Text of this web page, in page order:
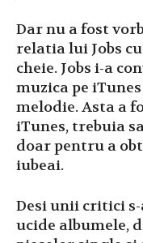
Dar nu a fost
relatia lui Jobs
cheie. Jobs i-a
muzica pe
melodie. Asta a
iTunes, trebuia
doar pentru a
iubeai.
Desi unii critici
ucide albumele,